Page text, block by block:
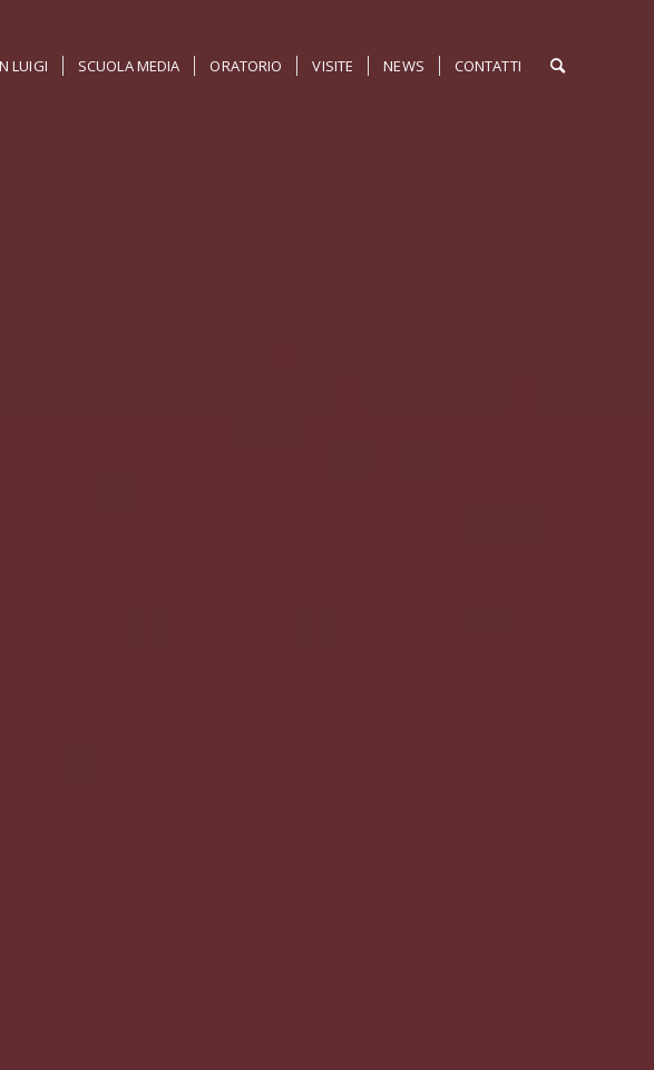
LUIGI SCUOLA MEDIA ORATORIO VISITE NEWS CONTATTI